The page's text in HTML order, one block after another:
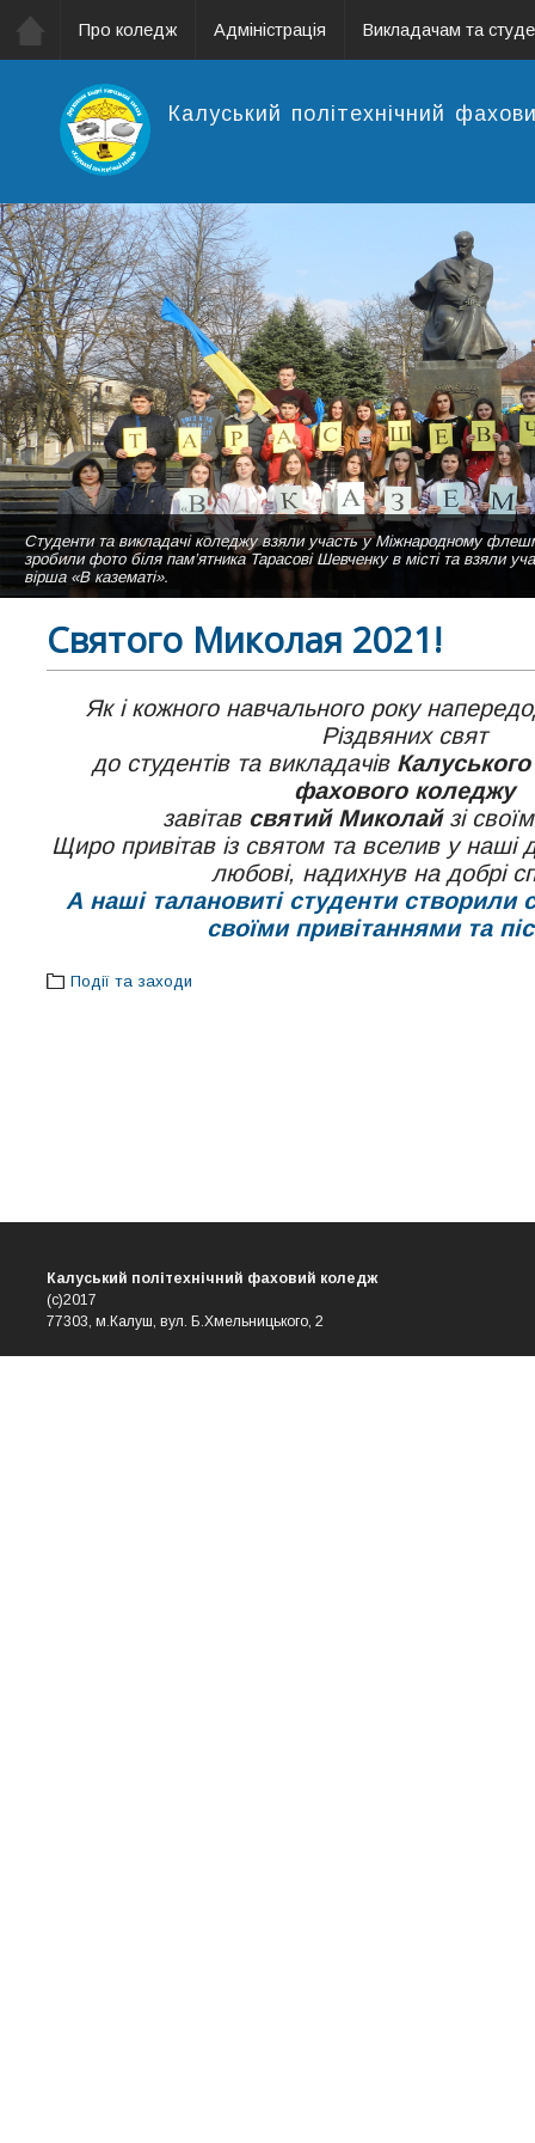
Про коледж Адміністрація Викладачам та
Калуський політехнічний
Студенти та викладачі коледжу взяли участь у Міжнародному
зробили фото біля пам’ятника Тарасові Шевченку в місті та взяли
вірша «В казематі».
Навчальний корпус Калуського політехнічного фахового коледжу
Вигляд зі сторони актової зали.
Студентки нашого коледжу виконують пісню "Коледже мій" на сцені
Святого Миколая 2021!
Як і кожного навчального року
Різдвяних свят
до студентів та викладачів Калуського
фахового коледжу
завітав святий Миколайзі
Щиро привітав із святом та вселив у наші
любові, надихнув на добрі
А наші талановиті студенти створили
своїми привітаннями та
Події та заходи
Калуський політехнічний фаховий коледж
(с)2017
77303, м.Калуш, вул. Б.Хмельницького, 2